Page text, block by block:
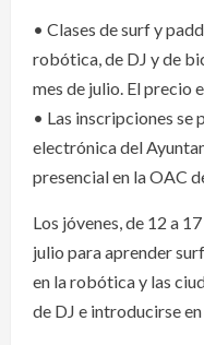
• Clases de surf y
robótica, de DJ y de
mes de julio. El precio
• Las inscripciones se
electrónica del
presencial en la OAC
Los jóvenes, de 12 a
julio para aprender
en la robótica y las
de DJ e introducirse